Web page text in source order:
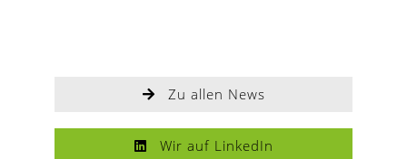
Zu allen News
Wir auf LinkedIn